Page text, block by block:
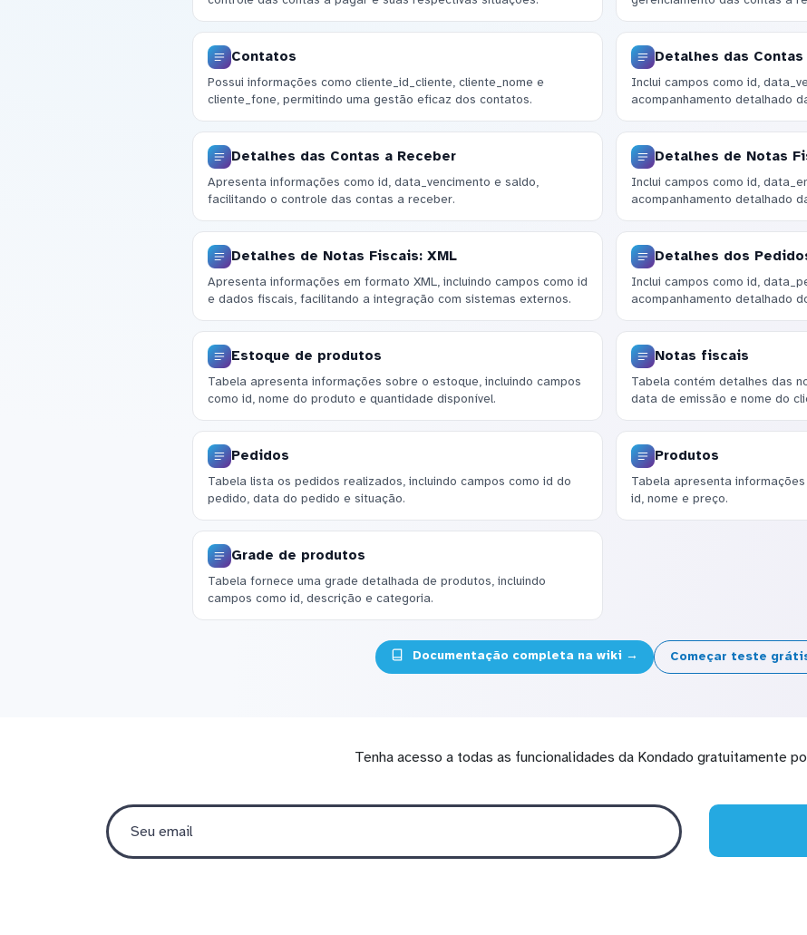
Contatos
Possui informações como cliente_id_cliente, cliente_nome e
cliente_fone, permitindo uma gestão eficaz dos contatos.
Detalhes das Contas
Inclui campos como id,
acompanhamento detalhado
Detalhes das Contas a Receber
Apresenta informações como id, data_vencimento e saldo,
facilitando o controle das contas a receber.
Detalhes de Notas
Inclui campos como id,
acompanhamento detalhado
Detalhes de Notas Fiscais: XML
Apresenta informações em formato XML, incluindo campos como id
e dados fiscais, facilitando a integração com sistemas externos.
Detalhes dos
Inclui campos como id,
acompanhamento detalhado
Estoque de produtos
Tabela apresenta informações sobre o estoque, incluindo campos
como id, nome do produto e quantidade disponível.
Notas fiscais
Tabela contém detalhes das
data de emissão e nome do
Pedidos
Tabela lista os pedidos realizados, incluindo campos como id do
pedido, data do pedido e situação.
Produtos
Tabela apresenta
id, nome e preço.
Grade de produtos
Tabela fornece uma grade detalhada de produtos, incluindo
campos como id, descrição e categoria.
Documentação completa na wiki → Começar teste
Tenha acesso a todas as funcionalidades da Kondado gratuitamente